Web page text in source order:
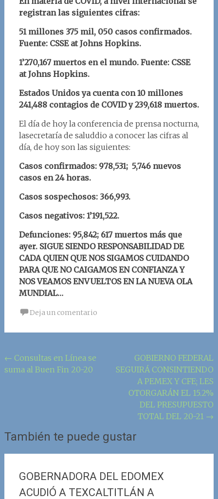
registran las siguientes cifras:
51 millones 375 mil, 050 casos confirmados.
Fuente: CSSE at Johns Hopkins.
1’270,167 muertos en el mundo. Fuente: CSSE
at Johns Hopkins.
Estados Unidos ya cuenta con 10 millones
241,488 contagios de COVID y 239,618 muertos.
El día de hoy la conferencia de prensa nocturna,
lasecretaría de saluddio a conocer las cifras al
día, de hoy son las siguientes:
Casos confirmados: 978,531; 5,746 nuevos
casos en 24 horas.
Casos sospechosos: 366,993.
Casos negativos: 1’191,522.
Defunciones: 95,842; 617 muertos más que
ayer. SIGUE SIENDO RESPONSABILIDAD DE
CADA QUIEN QUE NOS SIGAMOS CUIDANDO
PARA QUE NO CAIGAMOS EN CONFIANZA Y
NOS VEAMOS ENVUELTOS EN LA NUEVA OLA
MUNDIAL…
Deja un comentario
Navegación
de
← Consultas en Línea se
suma al Buen Fin 20-20
GOBIERNO FEDERAL
SEGUIRÁ CONSINTIENDO
A PEMEX Y CFE; LES
OTORGARÁN EL 15.2%
DEL PRESUPUESTO
TOTAL DEL 20-21 →
También te puede gustar
GOBERNADORA DEL EDOMEX
ACUDIÓ A TEXCALTITLÁN A